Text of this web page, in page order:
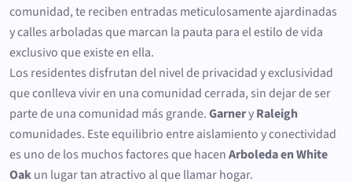
comunidad, te reciben entradas meticulosamente ajardinadas
y calles arboladas que marcan la pauta para el estilo de vida
exclusivo que existe en ella.
Los residentes disfrutan del nivel de privacidad y exclusividad
que conlleva vivir en una comunidad cerrada, sin dejar de ser
parte de una comunidad más grande.GarneryRaleigh
comunidades. Este equilibrio entre aislamiento y conectividad
es uno de los muchos factores que hacenArboleda en White
Oakun lugar tan atractivo al que llamar hogar.